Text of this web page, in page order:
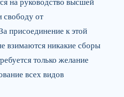
на руководство высшей
свободу от
присоединение к этой
взимаются никакие сборы
только желание
всех видов